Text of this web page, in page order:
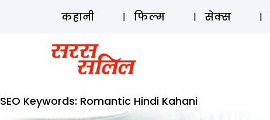
कहानी फिल्म सेक्स
SEO Keywords: Romantic Hindi Kahani